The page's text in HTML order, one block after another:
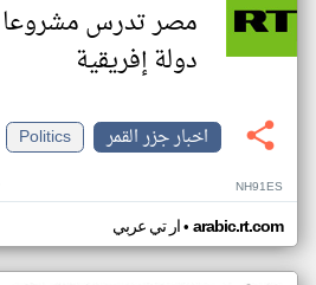
مصر تدرس مشروعا
دولة إفريقية
اخبار جزر القمر
Politics
NH91ES
ار تي عربي• arabic.rt.com